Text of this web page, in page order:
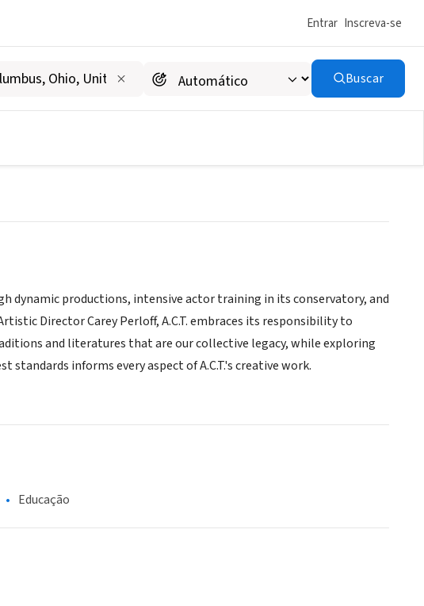
Entrar Inscreva-se
Buscar
dynamic productions, intensive actor training in its conservatory, and
Director Carey Perloff, A.C.T. embraces its responsibility to
and literatures that are our collective legacy, while exploring
informs every aspect of A.C.T.'s creative work.
Educação